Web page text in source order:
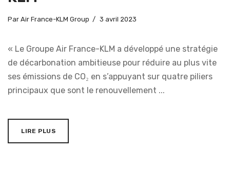
Par Air France-KLM Group 3 avril 2023
« Le Groupe Air France-KLM a développé une stratégie
de décarbonation ambitieuse pour réduire au plus vite
ses émissions de CO₂ en s’appuyant sur quatre piliers
principaux que sont le renouvellement ...
LIRE PLUS